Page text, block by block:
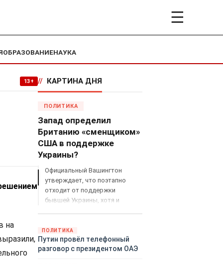
☰
ОБРАЗОВАНИЕНАУКА
13+
на
// КАРТИНА ДНЯ
ПОЛИТИКА
Запад определил
Британию «сменщиком»
США в поддержке
Украины?
Официальный Вашингтон
утверждает, что поэтапно
отходит от поддержки
бывшей Украины, хотя и
закупленное ранее оружие.
Также американская
администрация скидывает на
ПОЛИТИКА
Путин провёл телефонный
разговор с президентом ОАЭ